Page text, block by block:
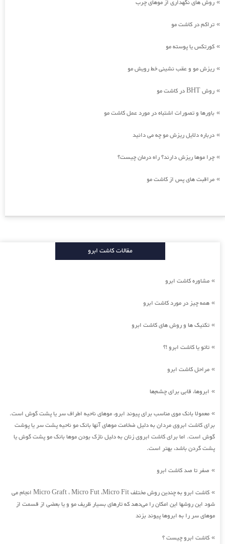
» روش های نگهداری از موهای چرب
» تراکم در کاشت مو
» کورتکس یا پوسته مو
» ریزش مو و عقب نشینی خط رویش مو
» روش BHT در کاشت مو
» باورها و تصورات اشتباه در مورد عمل کاشت مو
» درباره دلایل ریزش مو چه می دانید
» چرا موها ریزش دارند؟ راه درمان چیست؟
» مراقبت های پس از کاشت مو
مقالات کاشت ابرو
» مشاوره کاشت ابرو
» همه چیز در مورد کاشت ابرو
» تکنیک ها و روش های کاشت ابرو
» تاتو یا کاشت ابرو !؟
» مراحل کاشت ابرو
» ابروها، قابی برای چشم‌ها
» معمولا بانک موی مناسب برای پیوند ابرو، موهای ناحیه اطراف سر یا پشت گوش است.
برای کاشت ابروی مردان به دلیل ضخامت موهای آنها بانک مو ناحیه پشت سر یا پوشت
گوش است. اما برای کاشت ابروی زنان به دلیل نازک بودن موها بانک مو پشت گوش یا
پشت گردن باشد، بهتر است.
» صفر تا صد کاشت ابرو
»
کاشت ابرو به چندین روش مختلف Micro Graft ، Micro Fut ،Micro Fit انجام می
شود این روشها این امکان را می‌دهد که تارهای بسیار ظریف مو و یا بعضی از قسمت از
موهای سر را به ابروها پیوند بزند
» کاشت ابرو چیست ؟